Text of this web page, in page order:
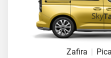
Zafira |